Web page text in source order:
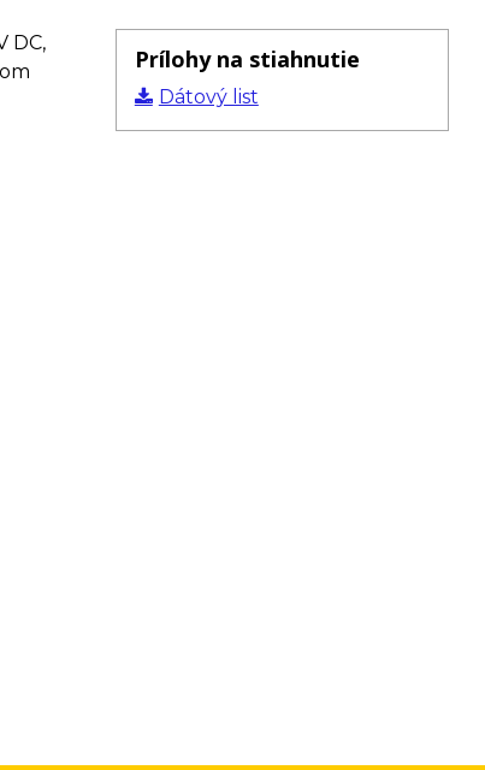
Prílohy na stiahnutie
Dátový list
DC,